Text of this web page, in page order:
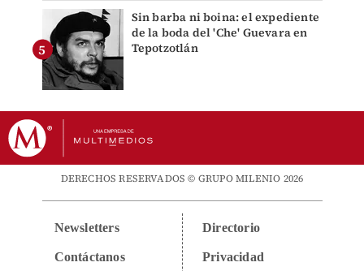
Sin barba ni boina: el expediente
de la boda del 'Che' Guevara en
Tepotzotlán
DERECHOS RESERVADOS © GRUPO MILENIO 2026
Newsletters
Contáctanos
Directorio
Privacidad